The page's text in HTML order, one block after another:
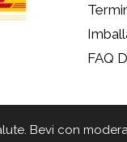
FAQ
Bevi con